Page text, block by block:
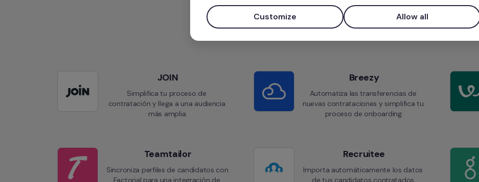
Integraciones similares
JOIN
Simplifica tu proceso de
contratación y llega a una audiencia
más amplia.
Breezy
Automatiza las transferencias de
nuevas contrataciones y simplifica tu
proceso de onboarding.
Teamtailor
Sincroniza perfiles de candidatos con
Factorial para una integración de
Recruitee
Importa automáticamente los datos
de tus candidatos contratados
Customize Allow all